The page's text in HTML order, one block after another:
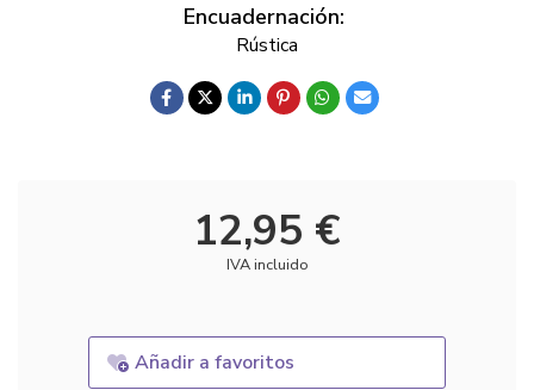
Encuadernación:
Rústica
12,95 €
IVA incluido
Añadir a favoritos